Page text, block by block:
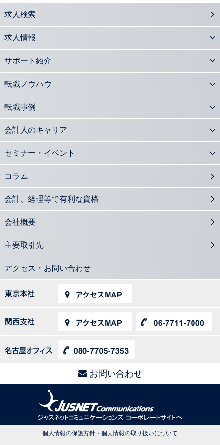
求人検索
求人情報
サポート紹介
転職ノウハウ
転職事例
会計人のキャリア
セミナー・イベント
コラム
会計、経理等で有利な資格
会社概要
主要取引先
アクセス・お問い合わせ
お問い合わせ
個人情報の保護方針・個人情報の取り扱いについて